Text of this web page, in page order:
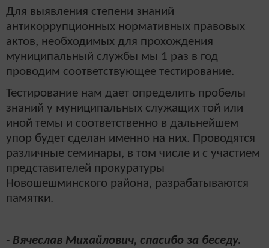
Для выявления степени знаний
антикоррупционных нормативных правовых
актов, необходимых для прохождения
муниципальный службы мы 1 раз в год
проводим соответствующее тестирование.
Тестирование нам дает определить пробелы
знаний у муниципальных служащих той или
иной темы и соответственно в дальнейшем
упор будет сделан именно на них. Проводятся
различные семинары, в том числе и с участием
представителей прокуратуры
Новошешминского района, разрабатываются
памятки.
- Вячеслав Михайлович, спасибо за беседу.